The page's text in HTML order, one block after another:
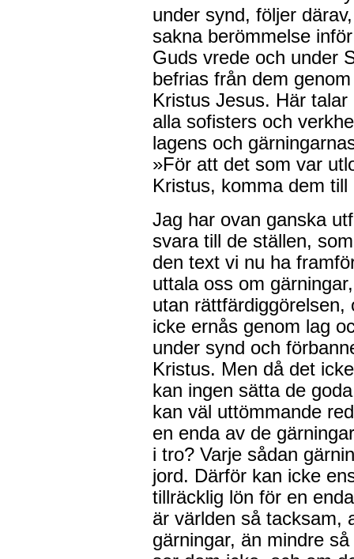
under synd, följer
sakna berömmelse
Guds vrede och under
befrias från dem
Kristus Jesus. Här
alla sofisters och
lagens och
»För att det som var
Kristus, komma dem
Jag har ovan ganska
svara till de ställen,
den text vi nu ha
uttala oss om
utan
icke ernås genom lag
under synd och
Kristus. Men då det
kan ingen sätta de
kan väl uttömmande
en enda av de
i tro? Varje sådan
jord. Därför kan icke
tillräcklig lön för en
är världen så tacksam,
gärningar, än mindre